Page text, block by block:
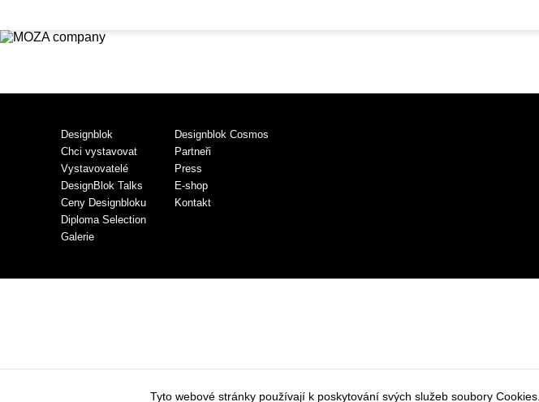
Designblok
Chci vystavovat
Vystavovatelé
DesignBlok Talks
Ceny Designbloku
Diploma Selection
Galerie
Designblok Cosmos
Partneři
Press
E-shop
Kontakt
Tyto webové stránky používají k poskytování svých služeb soubory